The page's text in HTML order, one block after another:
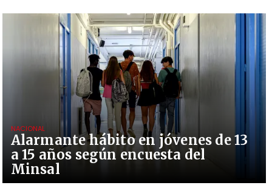
Alarmante hábito en jóvenes de 13
a 15 años según encuesta del
Minsal
NACIONAL